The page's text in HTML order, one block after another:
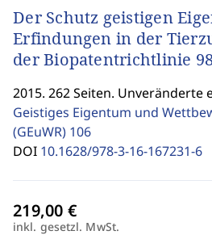
Der Schutz geistigen
Erfindungen in der
der Biopatentrichtlinie
2015. 262 Seiten. Unveränderte
Geistiges Eigentum und
(GEuWR) 106
DOI 10.1628/978-3-16-167231-6
inkl. gesetzl. MwSt.